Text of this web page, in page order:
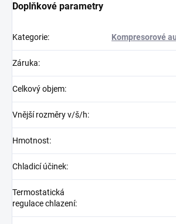
Doplňkové parametry
Kategorie: Kompresorové
Záruka:
Celkový objem:
Vnější rozměry v/š/h:
Hmotnost:
Chladicí účinek:
Termostatická
regulace chlazení: